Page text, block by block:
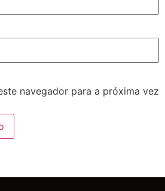
navegador para a próxima vez